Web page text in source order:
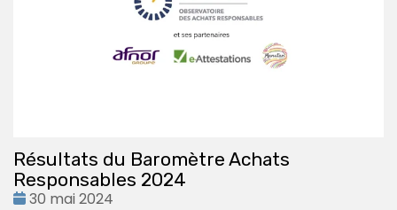
Résultats du Baromètre Achats
Responsables 2024
Date
30 mai 2024